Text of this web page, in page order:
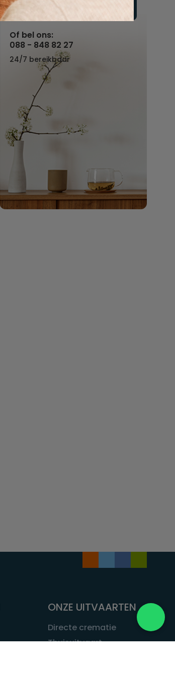
Vul hier uw wensen in
Of bel ons:
088 - 848 82 27
24/7 bereikbaar
ONZE UITVAARTEN
Directe crematie
Thuisuitvaart